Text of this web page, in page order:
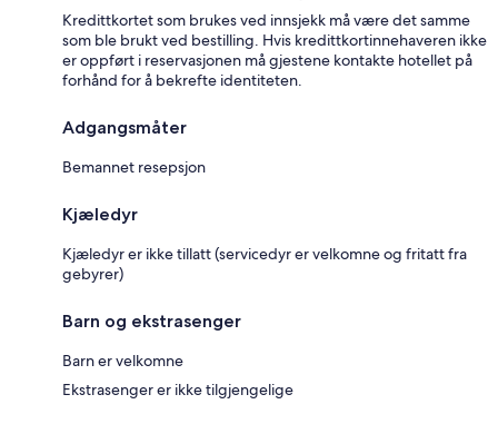
Kredittkortet som brukes ved innsjekk må være det samme
som ble brukt ved bestilling. Hvis kredittkortinnehaveren ikke
er oppført i reservasjonen må gjestene kontakte hotellet på
forhånd for å bekrefte identiteten.
Adgangsmåter
Bemannet resepsjon
Kjæledyr
Kjæledyr er ikke tillatt (servicedyr er velkomne og fritatt fra
gebyrer)
Barn og ekstrasenger
Barn er velkomne
Ekstrasenger er ikke tilgjengelige